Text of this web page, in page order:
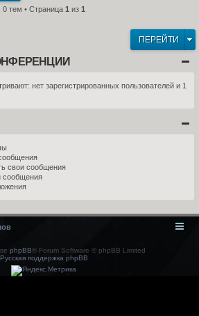
0 тем • Страница 1 из 1
ПЕРЕЙТИ
нет зарегистрированных пользователей и 1
свои сообщения
сообщения
phpBB® Forum Software © phpBB Limited
Русская поддержка phpBB